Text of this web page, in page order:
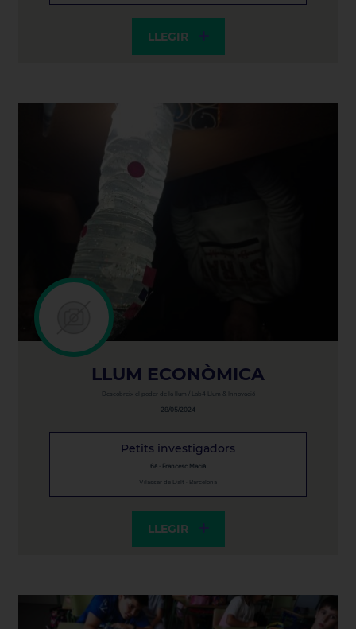
LLEGIR
LLUM ECONÒMICA
Descobreix el poder de la llum / Lab4 Llum & Innovació
28/05/2024
Petits investigadors
6è · Francesc Macià
Vilassar de Dalt · Barcelona
LLEGIR